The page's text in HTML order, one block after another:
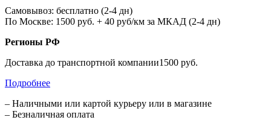
Самовывоз: бесплатно (2-4 дн)
По Москве: 1500 руб. + 40 руб/км за МКАД (2-4 дн)
Регионы РФ
Доставка до транспортной компании1500 руб.
Подробнее
– Наличными или картой курьеру или в магазине
– Безналичная оплата